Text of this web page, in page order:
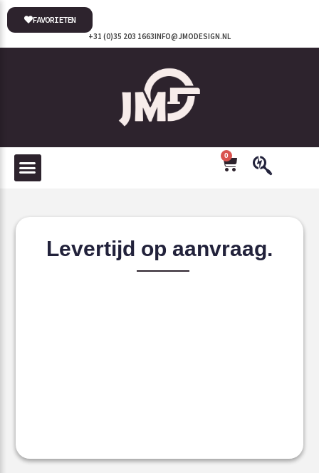
INFO@JMODESIGN.NL
+31 (0)35 203 1663
FAVORIETEN
0
Levertijd op aanvraag.